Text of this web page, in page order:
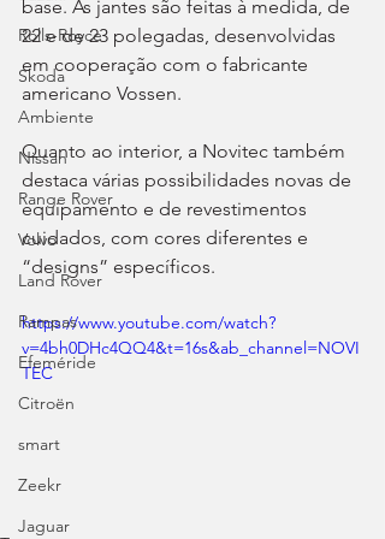
Rolls-Royce
Skoda
Ambiente
Nissan
Range Rover
Volvo
Land Rover
Rampas
Efeméride
Citroën
smart
Zeekr
Jaguar
base. As jantes são feitas à medida, de
22 e de 23 polegadas, desenvolvidas
em cooperação com o fabricante
americano Vossen.
Quanto ao interior, a Novitec também
destaca várias possibilidades novas de
equipamento e de revestimentos
cuidados, com cores diferentes e
“designs” específicos.
https://www.youtube.com/watch?
v=4bh0DHc4QQ4&t=16s&ab_channel=NOVI
TEC